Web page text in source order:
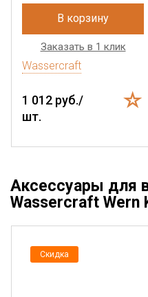
В корзину
Заказать в 1 клик
Wassercraft
1 012 руб./
шт.
Аксессуары для
Wassercraft Wern
Скидка